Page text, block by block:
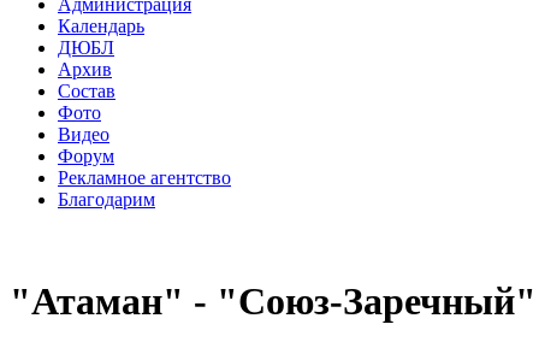
Администрация
Календарь
ДЮБЛ
Архив
Состав
Фото
Видео
Форум
Рекламное агентство
Благодарим
"Атаман" - "Союз-Заречный"